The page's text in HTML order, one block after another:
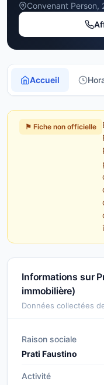
Convenant Person,
Accueil
⚑ Fiche non officielle
Informations sur
immobilière)
Données collectées
Raison sociale
Prati Faustino
Activité